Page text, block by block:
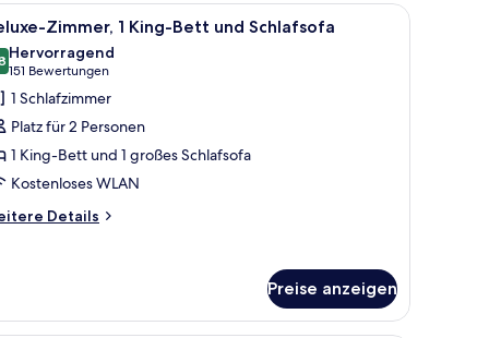
Stadtblick.
Schreibtisch, einem Stuhl, einem Fernseher und einem großen Fenster
Ein Hotelzimmer mit einem Bett, einem
5 Zimmer, 1 King-Bett und Schlafsofa
von 10
Hervorragend
151 Bewertungen
(151
Bewertungen)
1 Schlafzimmer
Platz für 2 Personen
1 King-Bett und 1 großes Schlafsofa
Kostenloses WLAN
Details
Preise anzeigen